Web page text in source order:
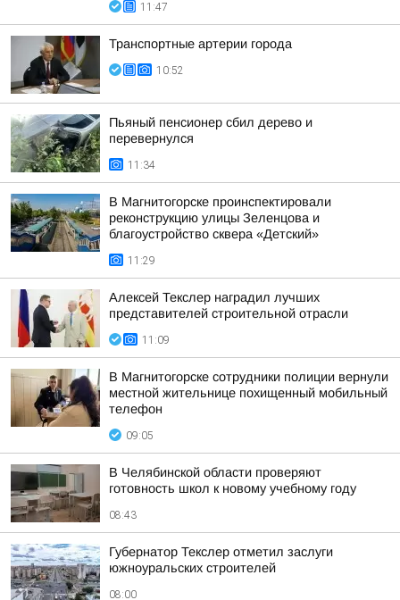
11:47
Транспортные артерии города
10:52
Пьяный пенсионер сбил дерево и
перевернулся
11:34
В Магнитогорске проинспектировали
реконструкцию улицы Зеленцова и
благоустройство сквера «Детский»
11:29
Алексей Текслер наградил лучших
представителей строительной отрасли
11:09
В Магнитогорске сотрудники полиции вернули
местной жительнице похищенный мобильный
телефон
09:05
В Челябинской области проверяют
готовность школ к новому учебному году
08:43
Губернатор Текслер отметил заслуги
южноуральских строителей
08:00